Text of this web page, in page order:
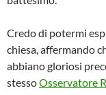
Credo di potermi
chiesa, affermando
abbiano gloriosi
stessoOsservatore